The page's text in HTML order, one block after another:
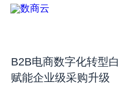
B2B电商数字化转型
赋能企业级采购升级